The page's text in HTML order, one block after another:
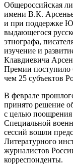
Общероссийская
имени В.К.
и при поддержке
выдающегося
этнографа,
изучение и
Клавдиевича
Премии поступило
чем 25 субъектов
В феврале
принято решение
с целью поощрения
Специальной
сессий вошли
Литературного
журналистов
корреспонденты.